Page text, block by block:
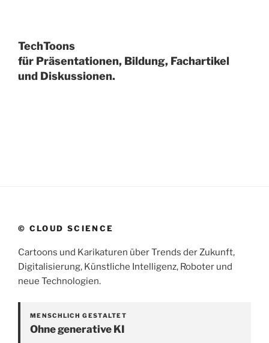
TechToons
für Präsentationen, Bildung, Fachartikel
und Diskussionen.
© CLOUD SCIENCE
Cartoons und Karikaturen über Trends der Zukunft,
Digitalisierung, Künstliche Intelligenz, Roboter und
neue Technologien.
MENSCHLICH GESTALTET
Ohne generative KI